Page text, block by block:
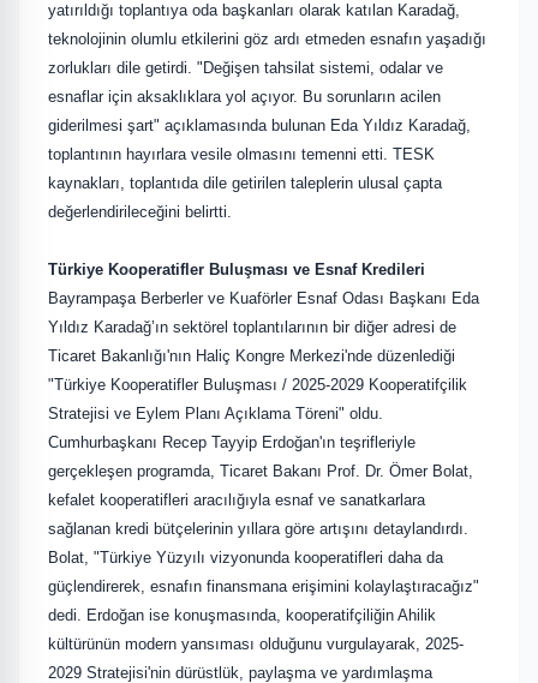
yatırıldığı toplantıya oda başkanları olarak katılan Karadağ,
teknolojinin olumlu etkilerini göz ardı etmeden esnafın yaşadığı
zorlukları dile getirdi. "Değişen tahsilat sistemi, odalar ve
esnaflar için aksaklıklara yol açıyor. Bu sorunların acilen
giderilmesi şart" açıklamasında bulunan Eda Yıldız Karadağ,
toplantının hayırlara vesile olmasını temenni etti. TESK
kaynakları, toplantıda dile getirilen taleplerin ulusal çapta
değerlendirileceğini belirtti.
Türkiye Kooperatifler Buluşması ve Esnaf Kredileri
Bayrampaşa Berberler ve Kuaförler Esnaf Odası Başkanı Eda
Yıldız Karadağ’ın sektörel toplantılarının bir diğer adresi de
Ticaret Bakanlığı'nın Haliç Kongre Merkezi'nde düzenlediği
"Türkiye Kooperatifler Buluşması / 2025-2029 Kooperatifçilik
Stratejisi ve Eylem Planı Açıklama Töreni" oldu.
Cumhurbaşkanı Recep Tayyip Erdoğan'ın teşrifleriyle
gerçekleşen programda, Ticaret Bakanı Prof. Dr. Ömer Bolat,
kefalet kooperatifleri aracılığıyla esnaf ve sanatkarlara
sağlanan kredi bütçelerinin yıllara göre artışını detaylandırdı.
Bolat, "Türkiye Yüzyılı vizyonunda kooperatifleri daha da
güçlendirerek, esnafın finansmana erişimini kolaylaştıracağız"
dedi. Erdoğan ise konuşmasında, kooperatifçiliğin Ahilik
kültürünün modern yansıması olduğunu vurgulayarak, 2025-
2029 Stratejisi'nin dürüstlük, paylaşma ve yardımlaşma